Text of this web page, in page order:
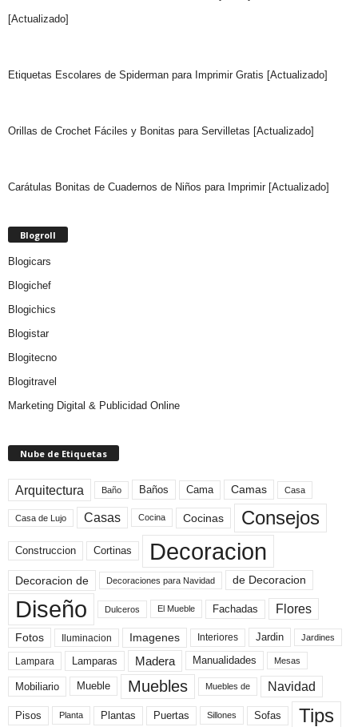
[Actualizado]
Etiquetas Escolares de Spiderman para Imprimir Gratis [Actualizado]
Orillas de Crochet Fáciles y Bonitas para Servilletas [Actualizado]
Carátulas Bonitas de Cuadernos de Niños para Imprimir [Actualizado]
Blogroll
Blogicars
Blogichef
Blogichics
Blogistar
Blogitecno
Blogitravel
Marketing Digital & Publicidad Online
Nube de Etiquetas
Arquitectura Baño Baños Cama Camas Casa
Casa de Lujo Casas Cocina Cocinas Consejos
Construccion Cortinas Decoracion
Decoracion de Decoraciones para Navidad de Decoracion
Diseño Dulceros El Mueble Fachadas Flores
Fotos Iluminacion Imagenes Interiores Jardin Jardines
Lampara Lamparas Madera Manualidades Mesas
Mobiliario Mueble Muebles Muebles de Navidad
Pisos Planta Plantas Puertas Sillones Sofas Tips